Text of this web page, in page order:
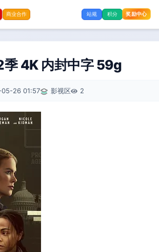
商业合作 站规 积分 奖励中心
季 4K 内封中字 59g
26 01:57 影视区 2